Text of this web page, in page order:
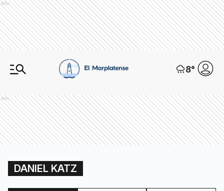
Ads
8°
Ads
DANIEL KATZ